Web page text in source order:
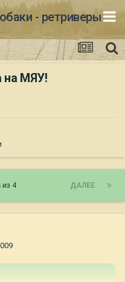
- ретриверы
на МЯУ!
ДАЛЕЕ
из 4